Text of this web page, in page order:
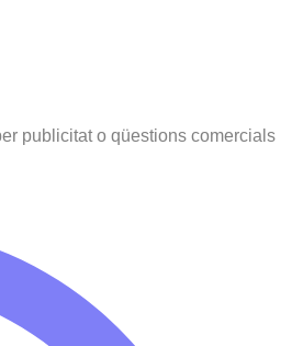
publicitat o qüestions comercials